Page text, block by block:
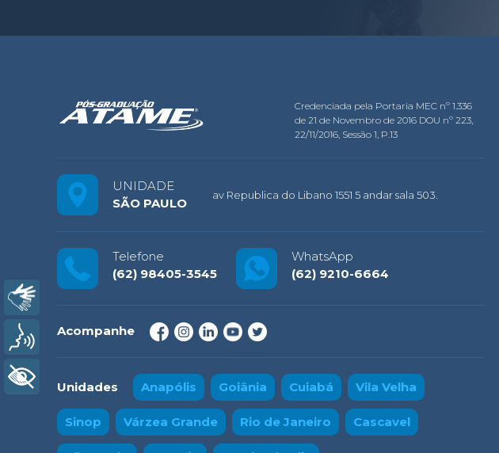
Credenciada pela Portaria MEC nº 1.336
de 21 de Novembro de 2016 DOU nº 223,
22/11/2016, Sessão 1, P.13
UNIDADE
SÃO PAULO
av Republica do Libano 1551 5 andar sala 503.
Telefone
(62) 98405-3545
WhatsApp
(62) 9210-6664
Acompanhe
Unidades Anapólis Goiânia Cuiabá Vila Velha
Sinop Várzea Grande Rio de Janeiro Cascavel
Voz
+ Acessibilidade